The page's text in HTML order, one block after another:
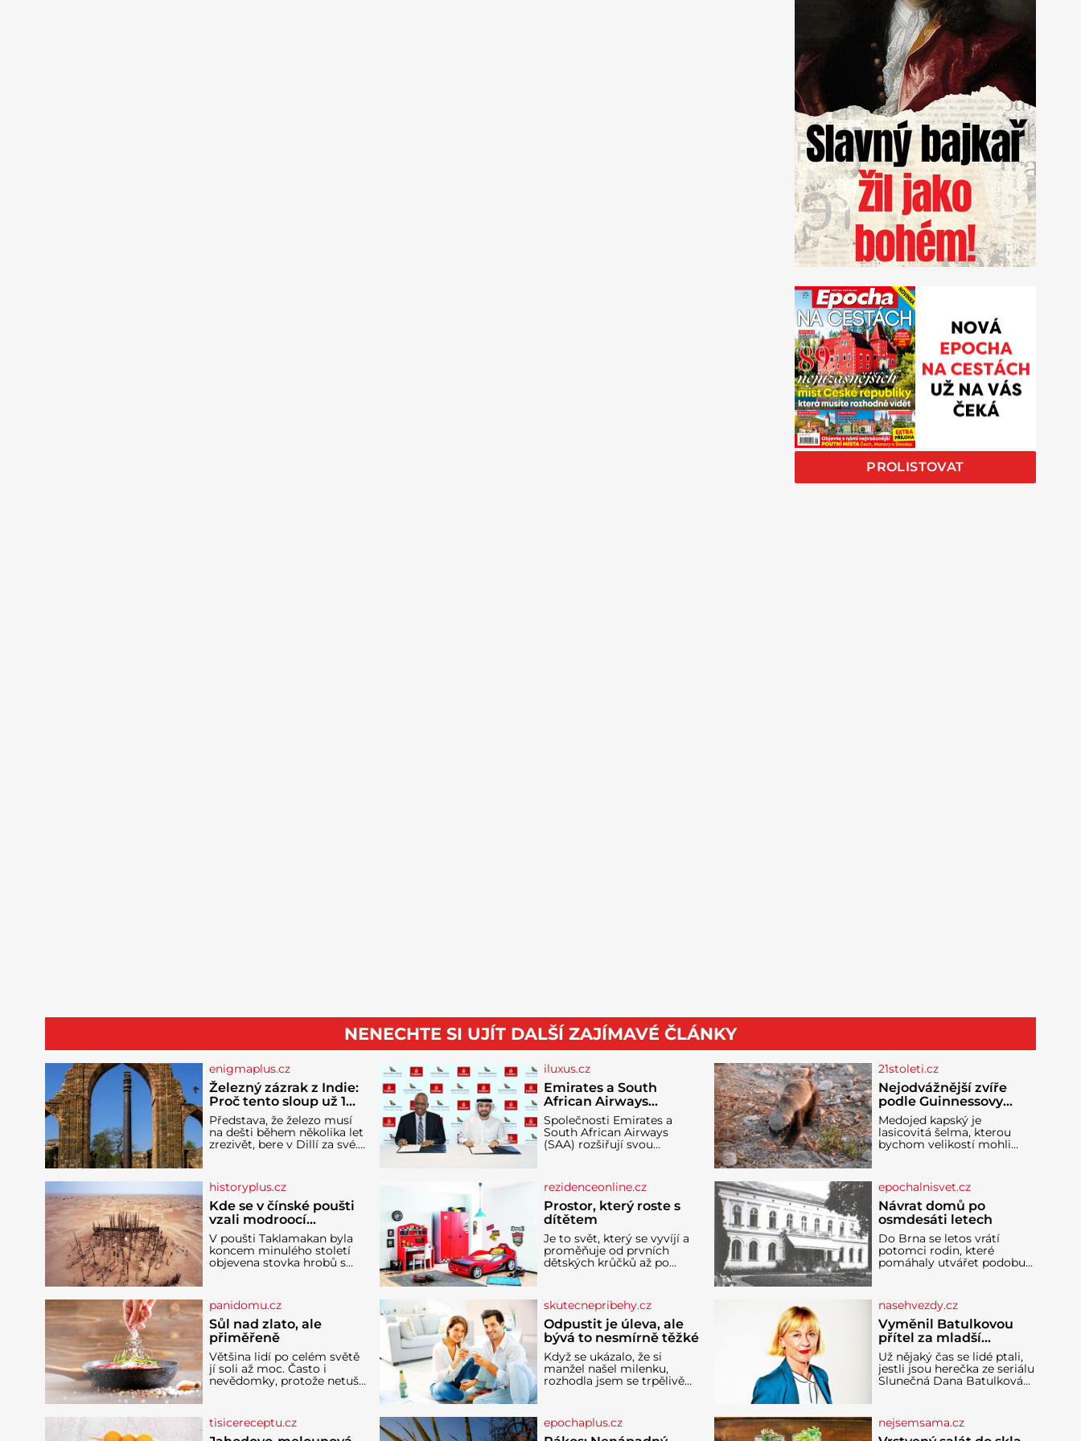
PROLISTOVAT
NENECHTE SI UJÍT DALŠÍ ZAJÍMAVÉ ČLÁNKY
enigmaplus.cz
Železný zázrak z Indie:
Proč tento sloup už 1
600 let nezná rez?
Představa, že železo musí
na dešti během několika let
zrezivět, bere v Dillí za své.
vysoký železný sloup, který
už přibližně 1 600 let
odolává počasí
iluxus.cz
Emirates a South
African Airways
rozšiřují partnerství.
Cestujícím nově
zpřístupní dalších
Společnosti Emirates a
South African Airways
(SAA) rozšiřují svou
dohoda zpřístupní
cestujícím devět dalších
destinací v jižní a střední
Africe a u
21stoleti.cz
Nejodvážnější zvíře
podle Guinnessovy
knihy rekordů?
Šelmička s pruhem na
hřbetě!
Medojed kapský je
lasicovitá šelma, kterou
bychom velikostí mohli
nebojácná, ostatně bývá
označována za
nejodvážnější zvíře vůbec. V
této souvislosti je dokonc
historyplus.cz
Kde se v čínské poušti
vzali modroocí
blonďáci?
V poušti Taklamakan byla
koncem minulého století
objevena stovka hrobů s
byli pohřbeni s úctou a
četnými milodary. Asi
nejvíc přitom vědce zaujal
hrob tříměsíčního
chlapečka s modrou
filcovou čapkou, z níž se
draly blonďaté vlásky. Fakt,
že jsou těla dávných lidí
klimatickým podmínkám.
Sucho, prosolené písky a
rezidenceonline.cz
Prostor, který roste s
dítětem
Je to svět, který se vyvíjí a
proměňuje od prvních
dětských krůčků až po
bezpečí, kreativitu,
soustředění i odpočinek a
reaguje na každou etapu
života a specifické potřeby
dítěte. Pro nejmenší je
klíčová jednoduchost,
měkkost a bezpečí, proto
by pokoj miminka měl
epochalnisvet.cz
Návrat domů po
osmdesáti letech
Do Brna se letos vrátí
potomci rodin, které
pomáhaly utvářet podobu
světová válka. Příběhy rodů
Placzek, Löw-Beer,
Fuhrmann, Kohn a Stiassni
se stanou jednou z hlavních
dramaturgických linií
festivalu židovské kultury
ŠTETL FEST 2026. Některé
návraty nejsou jednoduché.
vyprávění, už dávno
panidomu.cz
Sůl nad zlato, ale
přiměřeně
Většina lidí po celém světě
jí soli až moc. Často i
nevědomky, protože netuší,
vyráběných potravinách,
dokonce i těch sladkých.
skutecnepribehy.cz
Odpustit je úleva, ale
bývá to nesmírně těžké
Když se ukázalo, že si
manžel našel milenku,
rozhodla jsem se trpělivě
rodině. Možná je to jedna z
nejtěžších věcí na světě. Ale
nasehvezdy.cz
Vyměnil Batulkovou
přítel za mladší
exemplář?
Už nějaký čas se lidé ptali,
jestli jsou herečka ze seriálu
Slunečná Dana Batulková
vůbec spolu. Herečka od
sebe přítele od samého
tisicereceptu.cz epochaplus.cz nejsemsama.cz